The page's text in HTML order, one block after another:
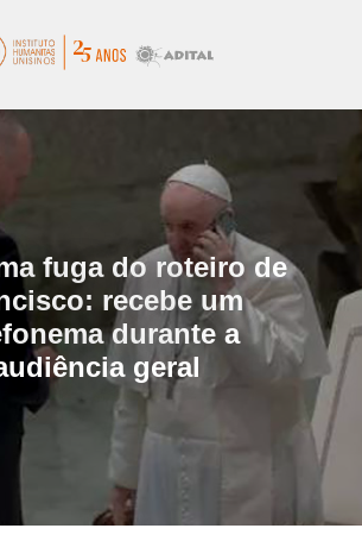
fuga do roteiro de
recebe um
durante a
geral